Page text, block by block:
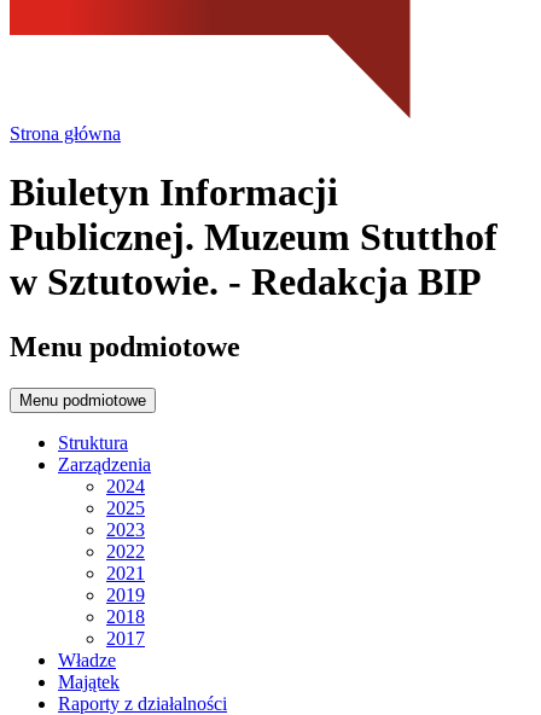
Strona główna
Biuletyn Informacji
Publicznej. Muzeum Stutthof
w Sztutowie. - Redakcja BIP
Menu podmiotowe
Menu podmiotowe
Struktura
Zarządzenia
2024
2025
2023
2022
2021
2019
2018
2017
Władze
Majątek
Raporty z działalności